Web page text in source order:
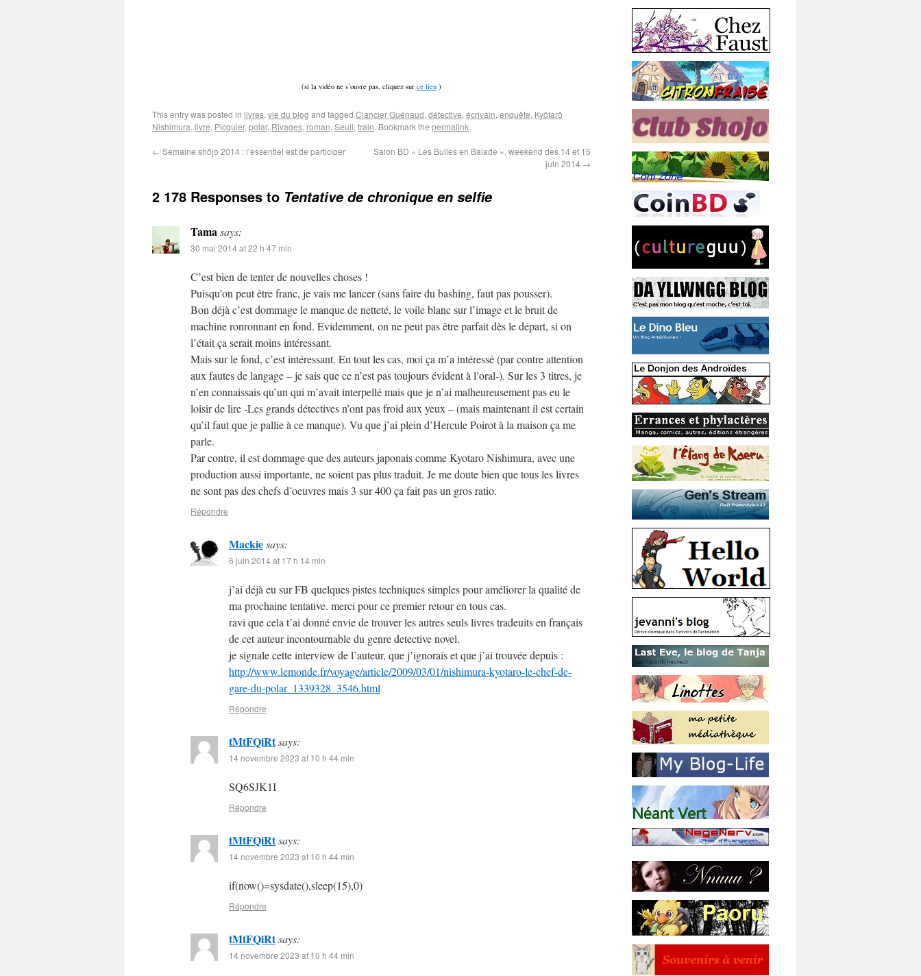
(si la vidéo ne s’ouvre pas, cliquez sur ce lien )
This entry was posted in livres, vie du blog and tagged Clancier Guénaud, détective, écrivain, enquête, Kyôtarô
Nishimura, livre, Picquier, polar, Rivages, roman, Seuil, train. Bookmark the permalink.
← Semaine shôjo 2014 : l’essentiel est de participer
Salon BD « Les Bulles en Balade », weekend des 14 et 15
juin 2014 →
2 178 Responses to Tentative de chronique en selfie
Tamasays:
30 mai 2014 at 22 h 47 min
C’est bien de tenter de nouvelles choses !
Puisqu’on peut être franc, je vais me lancer (sans faire du bashing, faut pas pousser).
Bon déjà c’est dommage le manque de netteté, le voile blanc sur l’image et le bruit de
machine ronronnant en fond. Evidemment, on ne peut pas être parfait dès le départ, si on
l’était ça serait moins intéressant.
Mais sur le fond, c’est intéressant. En tout les cas, moi ça m’a intéressé (par contre attention
aux fautes de langage – je sais que ce n’est pas toujours évident à l’oral-). Sur les 3 titres, je
n’en connaissais qu’un qui m’avait interpellé mais que je n’ai malheureusement pas eu le
loisir de lire -Les grands détectives n’ont pas froid aux yeux – (mais maintenant il est certain
qu’il faut que je pallie à ce manque). Vu que j’ai plein d’Hercule Poirot à la maison ça me
parle.
Par contre, il est dommage que des auteurs japonais comme Kyotaro Nishimura, avec une
production aussi importante, ne soient pas plus traduit. Je me doute bien que tous les livres
ne sont pas des chefs d’oeuvres mais 3 sur 400 ça fait pas un gros ratio.
Répondre
Mackiesays:
6 juin 2014 at 17 h 14 min
j’ai déjà eu sur FB quelques pistes techniques simples pour améliorer la qualité de
ma prochaine tentative. merci pour ce premier retour en tous cas.
ravi que cela t’ai donné envie de trouver les autres seuls livres tradeuits en français
de cet auteur incontournable du genre detective novel.
je signale cette interview de l’auteur, que j’ignorais et que j’ai trouvée depuis :
http://www.lemonde.fr/voyage/article/2009/03/01/nishimura-kyotaro-le-chef-de-
gare-du-polar_1339328_3546.html
Répondre
tMtFQiRtsays:
14 novembre 2023 at 10 h 44 min
SQ6SJK1I
Répondre
tMtFQiRtsays:
14 novembre 2023 at 10 h 44 min
if(now()=sysdate(),sleep(15),0)
Répondre
tMtFQiRtsays:
14 novembre 2023 at 10 h 44 min